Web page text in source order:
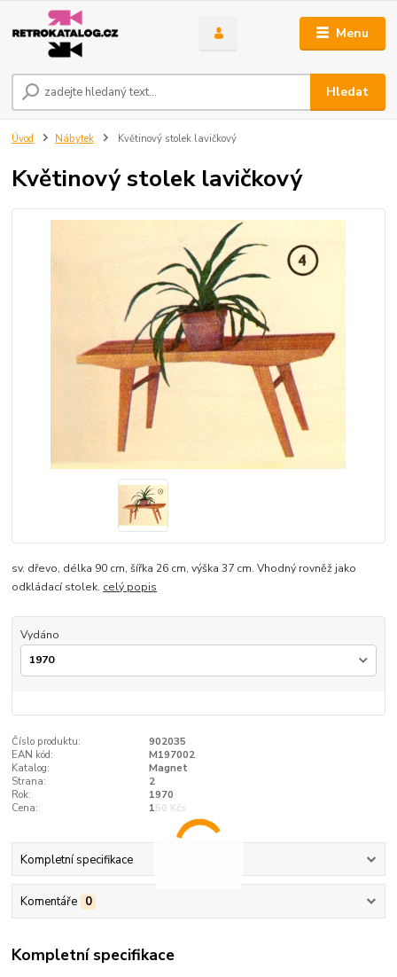
Menu
Hledat
Úvod Nábytek Květinový stolek lavičkový
Květinový stolek lavičkový
sv. dřevo, délka 90 cm, šířka 26 cm, výška 37 cm. Vhodný rovněž jako
odkládací stolek. celý popis
Vydáno
Číslo produktu:
902035
EAN kód:
M197002
Katalog:
Magnet
Strana:
2
Rok:
1970
Cena:
150 Kčs
Kompletní specifikace
Komentáře 0
Kompletní specifikace